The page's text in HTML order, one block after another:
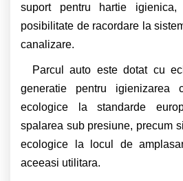
suport pentru hartie
posibilitate de racordare la
canalizare.
Parcul auto este dotat cu
generatie pentru igienizarea
ecologice la standarde
spalarea sub presiune, precum
ecologice la locul de
aceeasi utilitara.